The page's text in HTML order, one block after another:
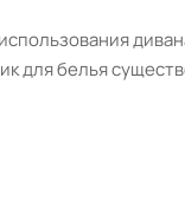
для белья